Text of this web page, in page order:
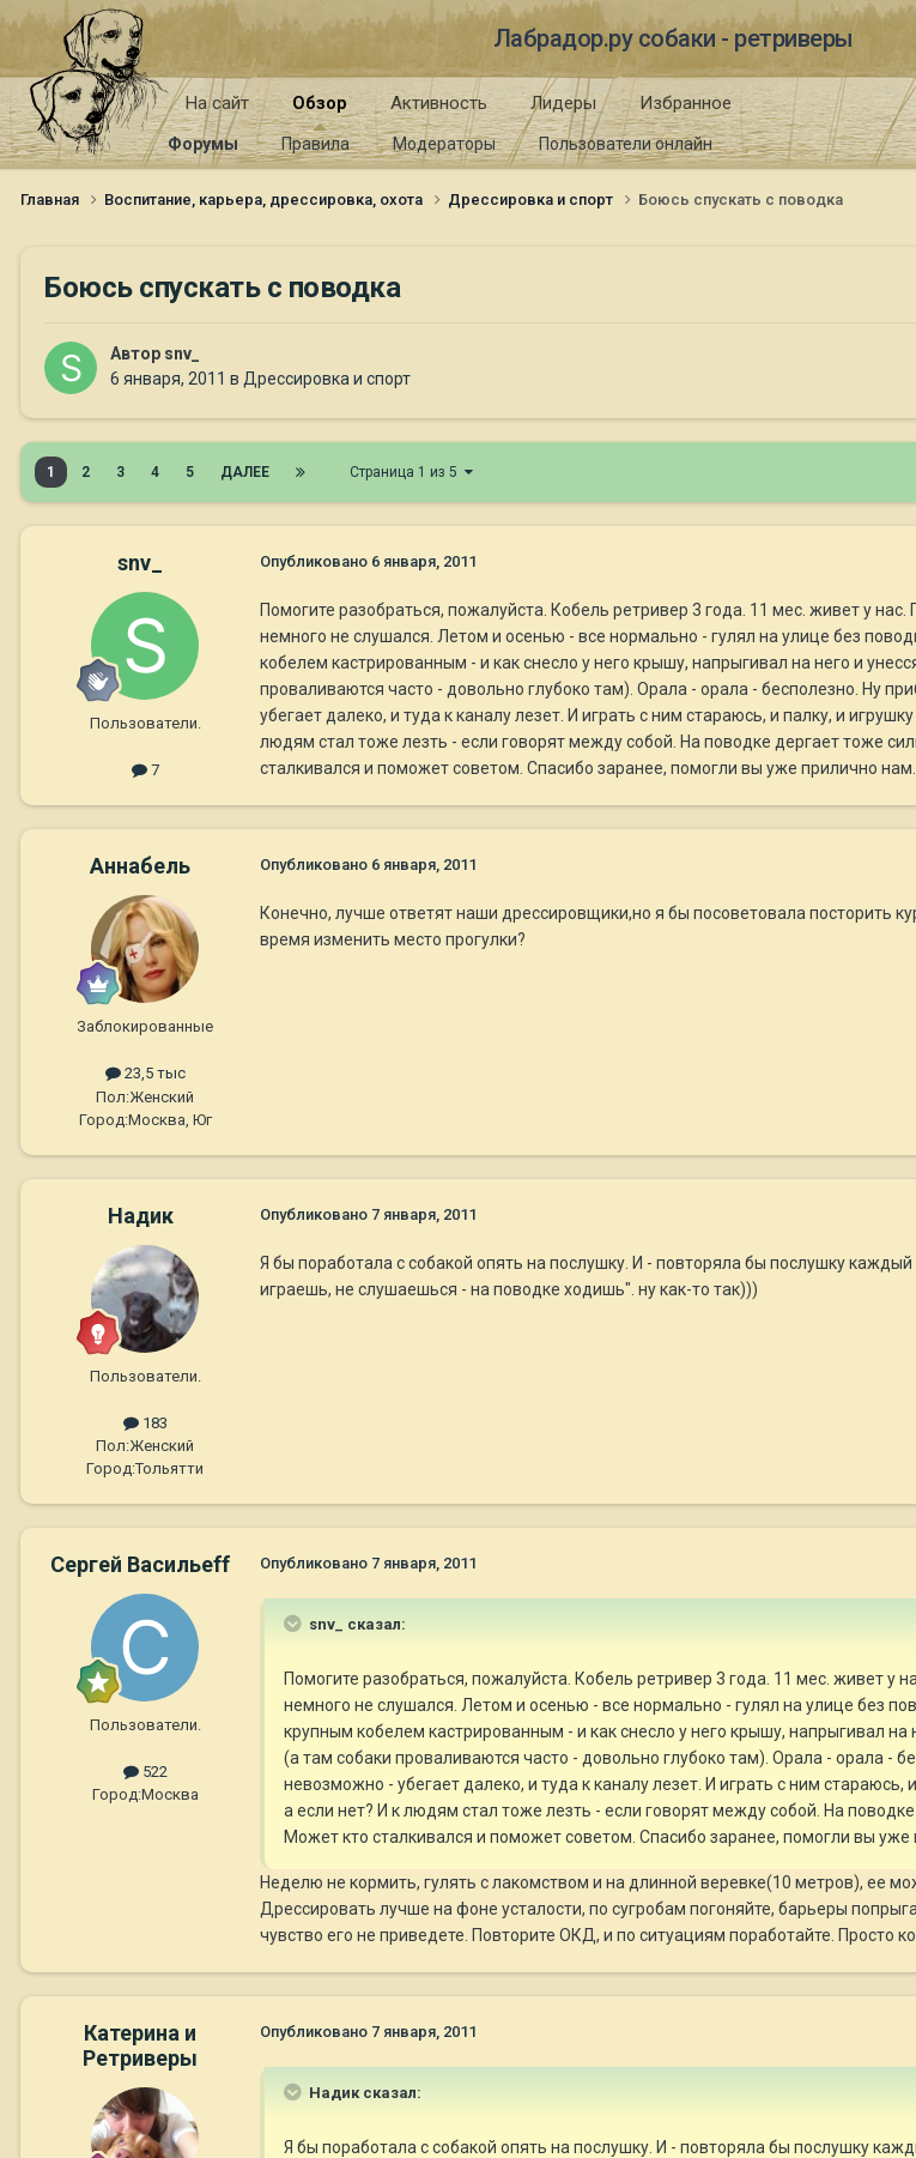
Лабрадор.ру собаки - ретриверы
На сайт Обзор
Форумы Правила Модераторы Пользователи онлайн
Активность Лидеры Избранное
Главная Воспитание, карьера, дрессировка, охота Дрессировка и спорт Боюсь спускать с поводка
Боюсь спускать с поводка
Автор snv_
6 января, 2011 в Дрессировка и спорт
1 2 3 4 5 ДАЛЕЕ Страница 1 из 5
snv_
Пользователи.
7
Опубликовано 6 января, 2011
Помогите разобраться, пожалуйста. Кобель ретривер 3 года. 11 мес. живет у
немного не слушался. Летом и осенью - все нормально - гулял на улице без
кобелем кастрированным - и как снесло у него крышу, напрыгивал на него и
проваливаются часто - довольно глубоко там). Орала - орала - бесполезно. Ну
убегает далеко, и туда к каналу лезет. И играть с ним стараюсь, и палку, и
людям стал тоже лезть - если говорят между собой. На поводке дергает тоже
сталкивался и поможет советом. Спасибо заранее, помогли вы уже прилично нам.
Aннaбель
Заблокированные
23,5 тыс
Пол:Женский
Город:Москва, Юг
Опубликовано 6 января, 2011
Конечно, лучше ответят наши дрессировщики,но я бы посоветовала посторить
время изменить место прогулки?
Надик
Пользователи.
183
Пол:Женский
Город:Тольятти
Опубликовано 7 января, 2011
Я бы поработала с собакой опять на послушку. И - повторяла бы послушку
играешь, не слушаешься - на поводке ходишь". ну как-то так)))
Сергей Васильеff
Пользователи.
522
Город:Москва
Опубликовано 7 января, 2011
snv_ сказал:
Помогите разобраться, пожалуйста. Кобель ретривер 3 года. 11 мес. живет
немного не слушался. Летом и осенью - все нормально - гулял на улице без
крупным кобелем кастрированным - и как снесло у него крышу, напрыгивал
(а там собаки проваливаются часто - довольно глубоко там). Орала - орала -
невозможно - убегает далеко, и туда к каналу лезет. И играть с ним
а если нет? И к людям стал тоже лезть - если говорят между собой. На
Может кто сталкивался и поможет советом. Спасибо заранее, помогли вы уже
Неделю не кормить, гулять с лакомством и на длинной веревке(10 метров), ее
Дрессировать лучше на фоне усталости, по сугробам погоняйте, барьеры
чувство его не приведете. Повторите ОКД, и по ситуациям поработайте. Просто
Катерина и
Ретриверы
Опубликовано 7 января, 2011
Надик сказал:
Я бы поработала с собакой опять на послушку. И - повторяла бы послушку